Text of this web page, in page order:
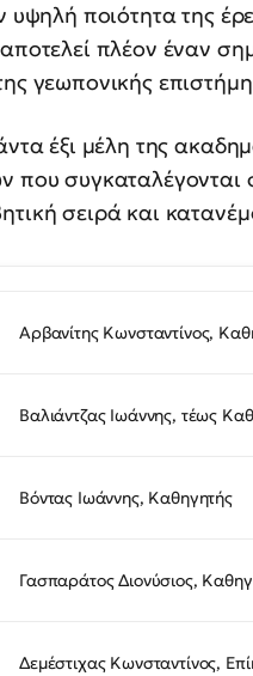
υψηλή ποιότητα της
πλέον έναν
γεωπονικής
έξι μέλη της
που συγκαταλέγονται
σειρά και
Αρβανίτης Κωνσταντίνος,
Βαλιάντζας Ιωάννης, τέως
Βόντας Ιωάννης, Καθηγητής
Γασπαράτος Διονύσιος,
Δεμέστιχας Κωνσταντίνος,